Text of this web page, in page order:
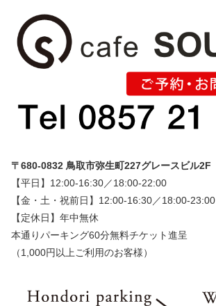
〒680-0832 鳥取市弥生町227グレースビル2F
【平日】12:00-16:30／18:00-22:00
【金・土・祝前日】12:00-16:30／18:00-23:00
【定休日】年中無休
本通りパーキング60分無料チケット進呈
（1,000円以上ご利用のお客様）